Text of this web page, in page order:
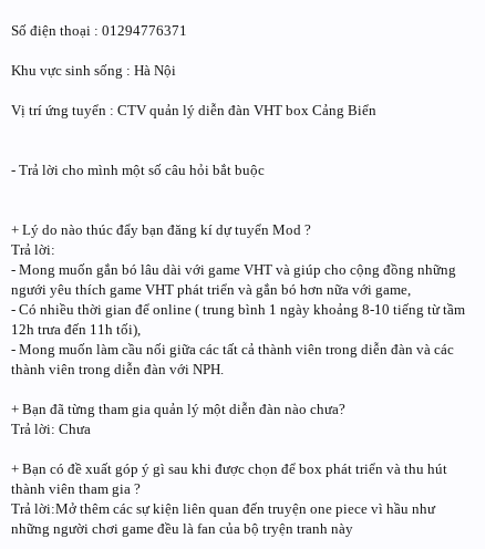
Số điện thoại : 01294776371
Khu vực sinh sống : Hà Nội
Vị trí ứng tuyển : CTV quản lý diễn đàn VHT box Cảng Biển
- Trả lời cho mình một số câu hỏi bắt buộc
+ Lý do nào thúc đẩy bạn đăng kí dự tuyển Mod ?
Trả lời:
- Mong muốn gắn bó lâu dài với game VHT và giúp cho cộng đồng những
ngưới yêu thích game VHT phát triển và gắn bó hơn nữa với game,
- Có nhiều thời gian để online ( trung bình 1 ngày khoảng 8-10 tiếng từ tầm
12h trưa đến 11h tối),
- Mong muốn làm cầu nối giữa các tất cả thành viên trong diễn đàn và các
thành viên trong diễn đàn với NPH.
+ Bạn đã từng tham gia quản lý một diễn đàn nào chưa?
Trả lời: Chưa
+ Bạn có đề xuất góp ý gì sau khi được chọn để box phát triển và thu hút
thành viên tham gia ?
Trả lời:Mở thêm các sự kiện liên quan đến truyện one piece vì hầu như
những người chơi game đều là fan của bộ tryện tranh này